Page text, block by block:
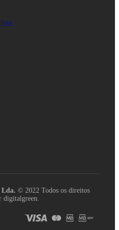
Lda. © 2022 Todos os direitos
digitalgreen.